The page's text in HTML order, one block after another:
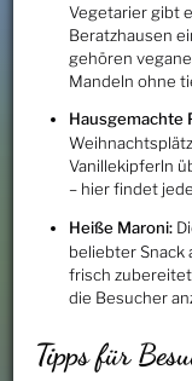
Vegetarier gibt
Beratzhausen
gehören
Mandeln ohne
Hausgemachte
Vanillekipferln
– hier findet
Heiße Maroni:
beliebter Snack
frisch
die Besucher
Tipps für